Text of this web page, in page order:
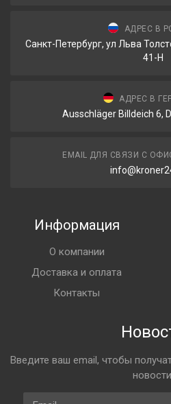
АДРЕС В
Санкт-Петербург, ул Льва
41-Н
АДРЕС В
Ausschläger Billdeich 6,
EMAIL ДЛЯ СВЯЗИ С
Информация
О компании
Доставка и оплата
Контакты
Введите ваш email, чтобы
новости.
Email